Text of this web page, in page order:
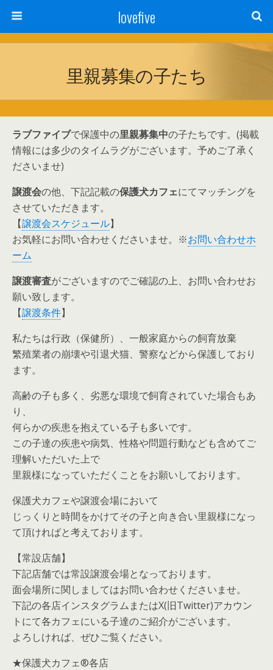
lovefive
里親募集の子たち
ラブファイブで保護中の里親募集中の子たちです。(掲載
情報には多少のタイムラグがございます。予めご了承く
ださいませ)
譲渡会の他、下記記載の保護犬カフェにてマッチングを
させていただきます。
【譲渡会スケジュール】
お気軽にお問い合わせくださいませ。※お問い合わせホ
ーム
譲渡審査がございますのでご確認の上、お問い合わせお
願い致します。
【譲渡条件】
私たちは行政（保健所）、一般家庭からの飼育放棄
繁殖業者の崩壊や引退犬猫、警察などから保護しており
ます。
高齢の子も多く、劣悪な環境で飼育されていた場合もあ
り、
何らかの疾患を抱えている子も多いです。
この子達の疾患や病気、性格や問題行動なども含めてご
理解いただいた上で
里親様になっていただくことをお願いしております。
保護犬カフェや譲渡会場において
じっくりと時間をかけてその子と向き合い里親様になっ
て頂ければと考えております。
【常設店舗】
下記店舗では常設譲渡会場となっております。
面会場所に関しましてはお問い合わせくださいませ。
下記の各店インスタグラムまたはX(旧Twitter)アカウン
トにて各カフェにいる子達のご紹介がございます。
よろしければ、ぜひご覧ください。
★保護犬カフェ®各店